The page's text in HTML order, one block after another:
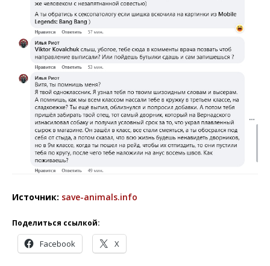
Источник: save-animals.info
Поделиться ссылкой:
Facebook X